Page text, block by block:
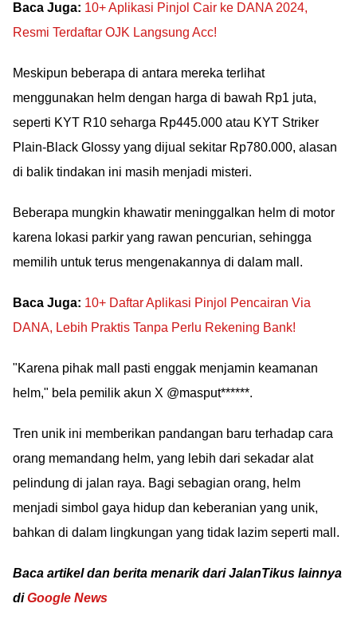
Baca Juga: 10+ Aplikasi Pinjol Cair ke DANA 2024,
Resmi Terdaftar OJK Langsung Acc!
Meskipun beberapa di antara mereka terlihat
menggunakan helm dengan harga di bawah Rp1 juta,
seperti KYT R10 seharga Rp445.000 atau KYT Striker
Plain-Black Glossy yang dijual sekitar Rp780.000, alasan
di balik tindakan ini masih menjadi misteri.
Beberapa mungkin khawatir meninggalkan helm di motor
karena lokasi parkir yang rawan pencurian, sehingga
memilih untuk terus mengenakannya di dalam mall.
Baca Juga: 10+ Daftar Aplikasi Pinjol Pencairan Via
DANA, Lebih Praktis Tanpa Perlu Rekening Bank!
"Karena pihak mall pasti enggak menjamin keamanan
helm," bela pemilik akun X @masput******.
Tren unik ini memberikan pandangan baru terhadap cara
orang memandang helm, yang lebih dari sekadar alat
pelindung di jalan raya. Bagi sebagian orang, helm
menjadi simbol gaya hidup dan keberanian yang unik,
bahkan di dalam lingkungan yang tidak lazim seperti mall.
Baca artikel dan berita menarik dari JalanTikus lainnya
diGoogle News